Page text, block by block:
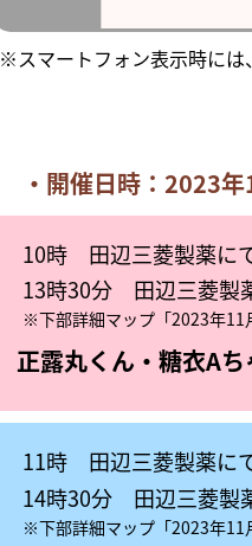
※スマートフォン表示時には
・開催日時：2023
10時 田辺三菱製薬に
13時30分 田辺三菱製
※下部詳細マップ「2023年11
正露丸くん・糖衣Aち
11時 田辺三菱製薬に
14時30分 田辺三菱製
※下部詳細マップ「2023年11